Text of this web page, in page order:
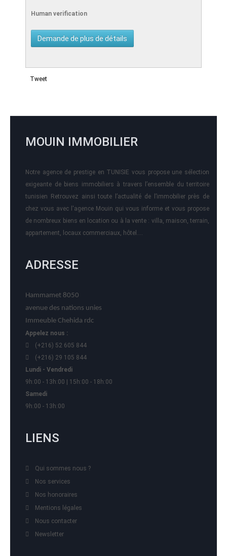
Human verification
Tweet
MOUIN IMMOBILIER
Notre agence de prestige en TUNISIE vous propose une sélection
exigeante de biens immobiliers à travers l’ensemble du territoire
tunisien Retrouvez ainsi toute l’actualité de l’immobilier près de
chez vous avec l'agence Mouin qui vous informe et vous propose
de nombreux biens en location ou à la vente : villa, maison, terrain,
appartement, locaux commerciaux, hôtel….
ADRESSE
Hammamet 8050
avenue des nations unies
Immeuble Chehida rdc
Appelez nous :
(+216) 52 605 844
(+216) 29 105 844
Lundi - Vendredi
9h:00 - 13h:00 | 15h:00 - 18h:00
Samedi
9h:00 - 13h:00
LIENS
Qui sommes nous ?
Nos services
Nos honoraires
Mentions légales
Nous contacter
Newsletter